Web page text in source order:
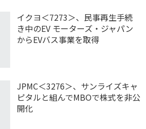
イクヨ＜7273＞、民事再生手続
き中のEV モーターズ・ジャパン
からEVバス事業を取得
JPMC＜3276＞、サンライズキャ
ピタルと組んでMBOで株式を非公
開化